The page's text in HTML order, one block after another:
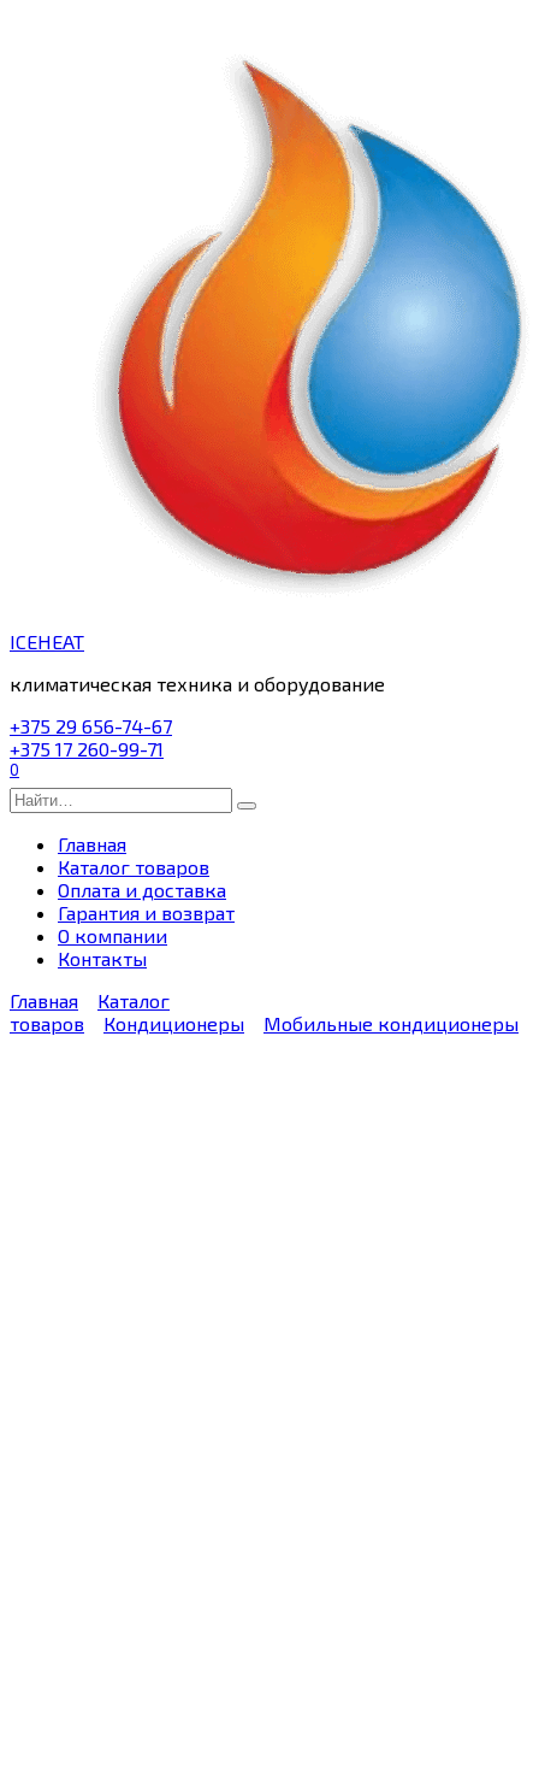
ICEHEAT
климатическая техника и оборудование
+375 29 656-74-67
+375 17 260-99-71
0
Search
for:
Главная
Каталог товаров
Оплата и доставка
Гарантия и возврат
О компании
Контакты
Главная
Каталог
товаров
Кондиционеры Мобильные кондиционеры